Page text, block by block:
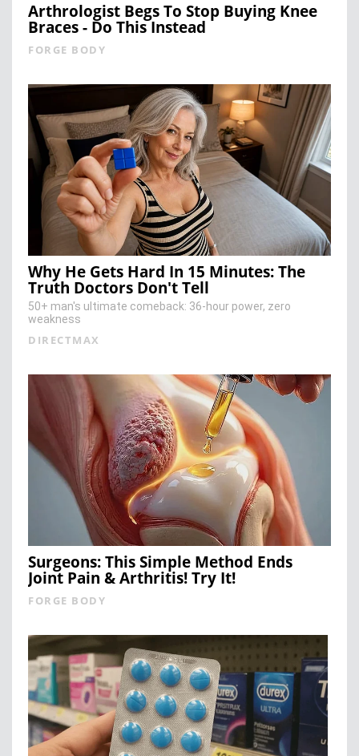
Arthrologist Begs To Stop Buying Knee
Braces - Do This Instead
FORGE BODY
Why He Gets Hard In 15 Minutes: The
Truth Doctors Don't Tell
50+ man's ultimate comeback: 36-hour power, zero
weakness
DIRECTMAX
Surgeons: This Simple Method Ends
Joint Pain & Arthritis! Try It!
FORGE BODY